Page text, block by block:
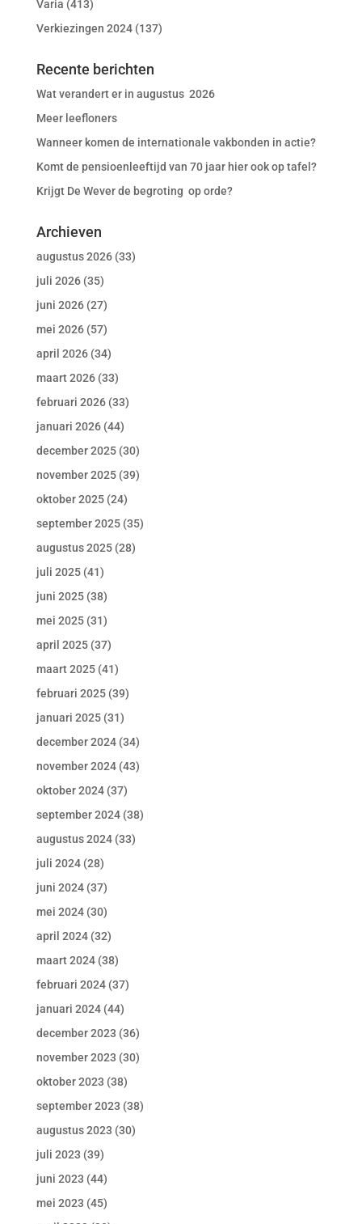
Varia (413)
Verkiezingen 2024(137)
Recente berichten
Wat verandert er in augustus 2026
Meer leefloners
Wanneer komen de internationale vakbonden in actie?
Komt de pensioenleeftijd van 70 jaar hier ook op tafel?
Krijgt De Wever de begroting op orde?
Archieven
augustus 2026(33)
juli 2026(35)
juni 2026(27)
mei 2026(57)
april 2026(34)
maart 2026(33)
februari 2026(33)
januari 2026(44)
december 2025(30)
november 2025(39)
oktober 2025(24)
september 2025(35)
augustus 2025(28)
juli 2025(41)
juni 2025(38)
mei 2025(31)
april 2025(37)
maart 2025(41)
februari 2025(39)
januari 2025(31)
december 2024(34)
november 2024(43)
oktober 2024(37)
september 2024(38)
augustus 2024(33)
juli 2024(28)
juni 2024(37)
mei 2024(30)
april 2024(32)
maart 2024(38)
februari 2024(37)
januari 2024(44)
december 2023 (36)
november 2023 (30)
oktober 2023 (38)
september 2023 (38)
augustus 2023 (30)
juli 2023 (39)
juni 2023 (44)
mei 2023 (45)